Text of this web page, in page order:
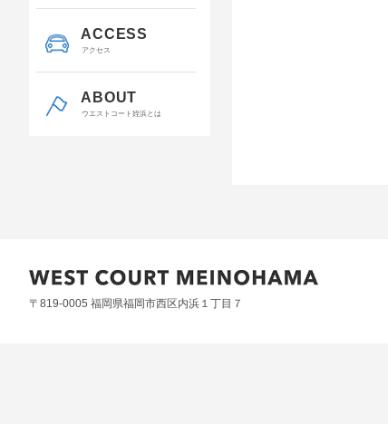
ACCESS
アクセス
ABOUT
ウエストコート姪浜とは
〒819-0005 福岡県福岡市西区内浜１丁目７